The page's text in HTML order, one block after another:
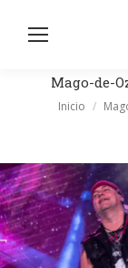
Mago-de-
Estás aquí:
Inicio